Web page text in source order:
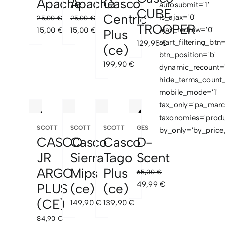
CONTACTO
Apache
25,00€
El
15,00 €
Apache
25,00€
El
15,00 €
precio
actual
es:
Casco
Centric
Plus
(ce)
199,90€
CUBE
TROOPER
129,95€
SCOTT
CASCO
JR
ARGO
PLUS
(CE)
84,90€
SCOTT
Casco
Sierra
Mips
(ce)
149,90€
SCOTT
Casco
Tago
Plus
(ce)
139,90€
GES
D-
Scent
65,00€
El
49,99€
autosubmit='1'
is_ajax='0'
ajax_redraw='0'
btn_position='b'
mobile_mode='1'